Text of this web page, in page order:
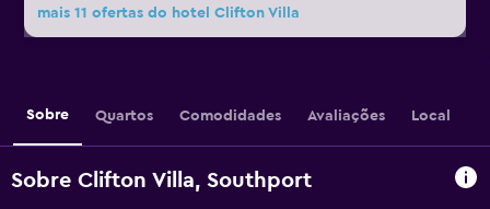
mais 11 ofertas do hotel Clifton Villa
Sobre Quartos Comodidades Avaliações Local
Sobre Clifton Villa, Southport